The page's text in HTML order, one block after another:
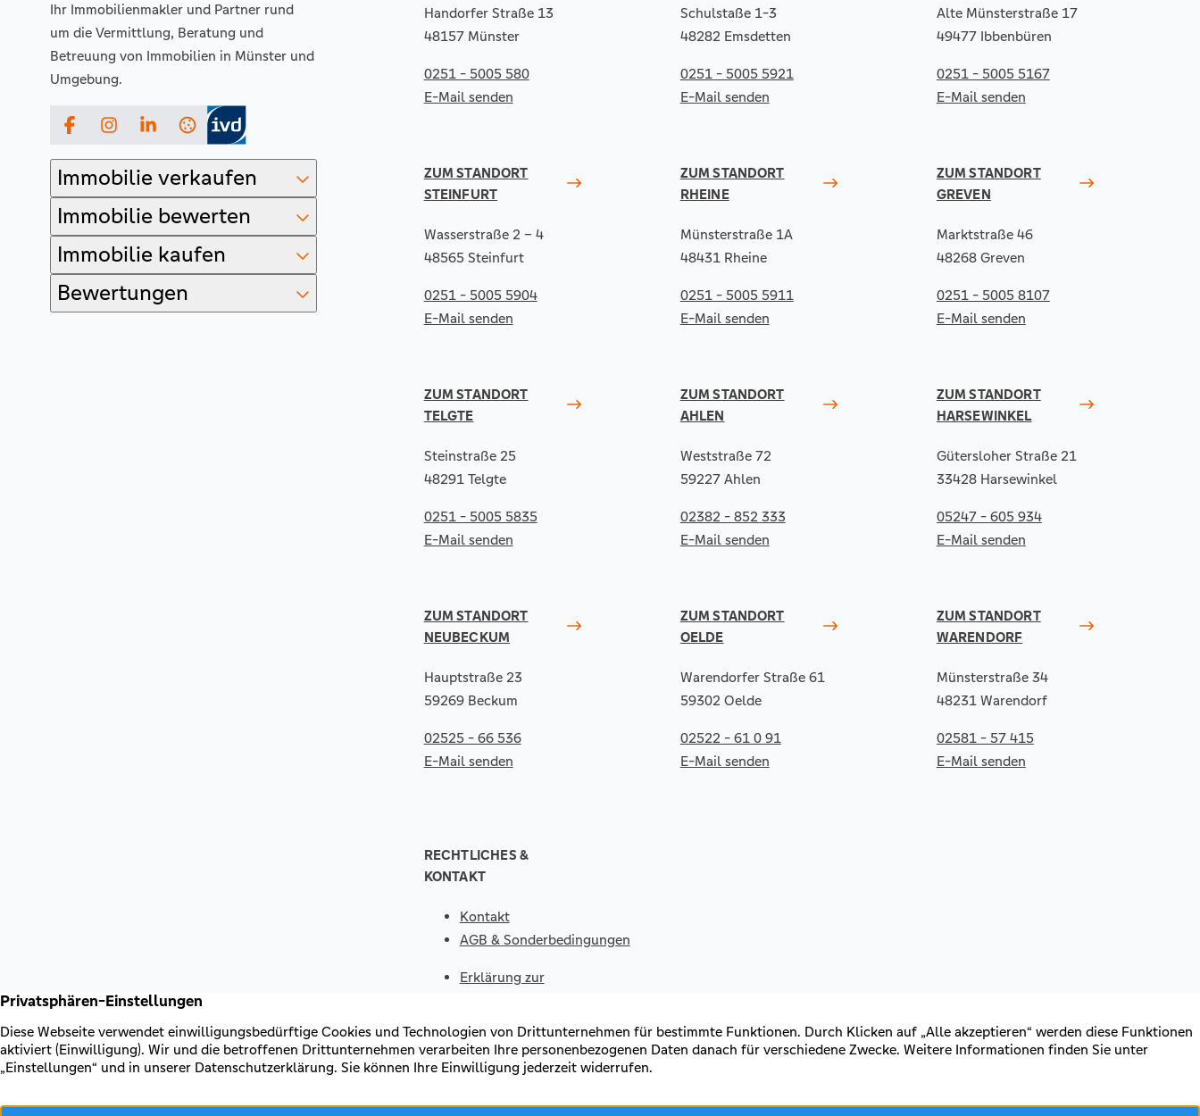
Ihr Immobilienmakler und Partner rund
um die Vermittlung, Beratung und
Betreuung von Immobilien in Münster und
Umgebung.
FacebookInstagramLinkedIn
Immobilie verkaufen
Immobilie bewerten
Immobilie kaufen
Bewertungen
Handorfer Straße 13
48157 Münster
0251 - 5005 580
E-Mail senden
Schulstaße 1-3
48282 Emsdetten
0251 - 5005 5921
E-Mail senden
Alte Münsterstraße 17
49477 Ibbenbüren
0251 - 5005 5167
E-Mail senden
ZUM STANDORT
STEINFURT
Wasserstraße 2 – 4
48565 Steinfurt
0251 - 5005 5904
E-Mail senden
ZUM STANDORT
RHEINE
Münsterstraße 1A
48431 Rheine
0251 - 5005 5911
E-Mail senden
ZUM STANDORT
GREVEN
Marktstraße 46
48268 Greven
0251 - 5005 8107
E-Mail senden
ZUM STANDORT
TELGTE
Steinstraße 25
48291 Telgte
0251 - 5005 5835
E-Mail senden
ZUM STANDORT
AHLEN
Weststraße 72
59227 Ahlen
02382 - 852 333
E-Mail senden
ZUM STANDORT
HARSEWINKEL
Gütersloher Straße 21
33428 Harsewinkel
05247 - 605 934
E-Mail senden
ZUM STANDORT
NEUBECKUM
Hauptstraße 23
59269 Beckum
02525 - 66 536
E-Mail senden
ZUM STANDORT
OELDE
Warendorfer Straße 61
59302 Oelde
02522 - 61 0 91
E-Mail senden
ZUM STANDORT
WARENDORF
Münsterstraße 34
48231 Warendorf
02581 - 57 415
E-Mail senden
RECHTLICHES &
KONTAKT
Kontakt
AGB & Sonderbedingungen
Erklärung zur
Impressum
Datenschutz